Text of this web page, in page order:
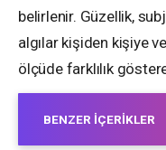
belirlenir. Güzellik,
algılar kişiden kişiye
ölçüde farklılık
BENZER İÇERIKLER